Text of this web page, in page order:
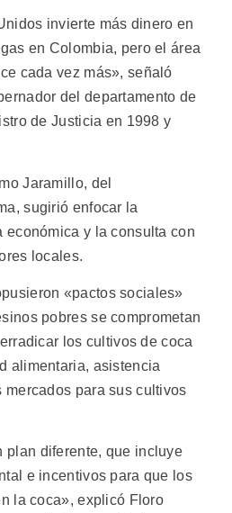
invierte más dinero en
en Colombia, pero el área
cada vez más», señaló
del departamento de
de Justicia en 1998 y
Jaramillo, del
sugirió enfocar la
económica y la consulta con
locales.
«pactos sociales»
pobres se comprometan
los cultivos de coca
alimentaria, asistencia
para sus cultivos
plan diferente, que incluye
e incentivos para que los
la coca», explicó Floro